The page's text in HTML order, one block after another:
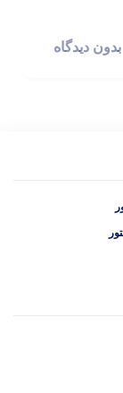
بدون دیدگاه